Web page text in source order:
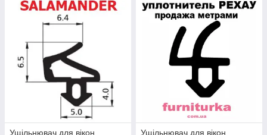
Ущільнювач для вікон
Ущільнювач для вікон